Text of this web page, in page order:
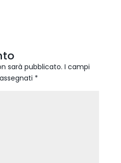
sarà pubblicato. I campi
*